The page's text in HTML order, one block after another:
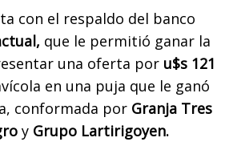
con el respaldo del banco
que le permitió ganar la
una oferta por u$s 121
en una puja que le ganó
conformada por Granja Tres
y Grupo Lartirigoyen.